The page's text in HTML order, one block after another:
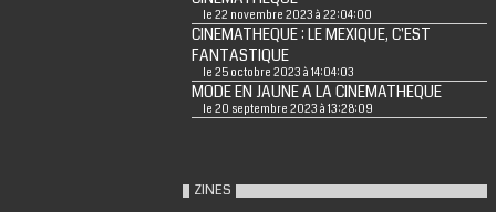
le 22 novembre 2023 à 22:04:00
CINEMATHEQUE : LE MEXIQUE, C'EST
FANTASTIQUE
le 25 octobre 2023 à 14:04:03
MODE EN JAUNE A LA CINEMATHEQUE
le 20 septembre 2023 à 13:28:09
ZINES